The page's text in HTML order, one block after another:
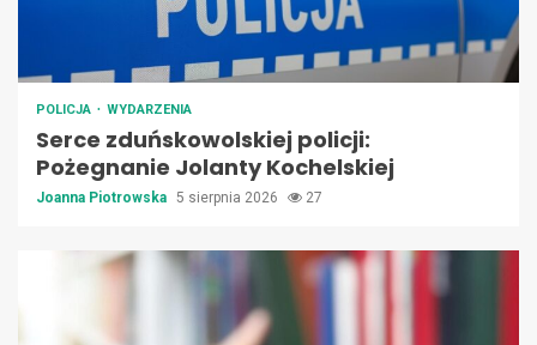
POLICJA WYDARZENIA
Serce zduńskowolskiej policji:
Pożegnanie Jolanty Kochelskiej
Joanna Piotrowska 5 sierpnia 2026 27